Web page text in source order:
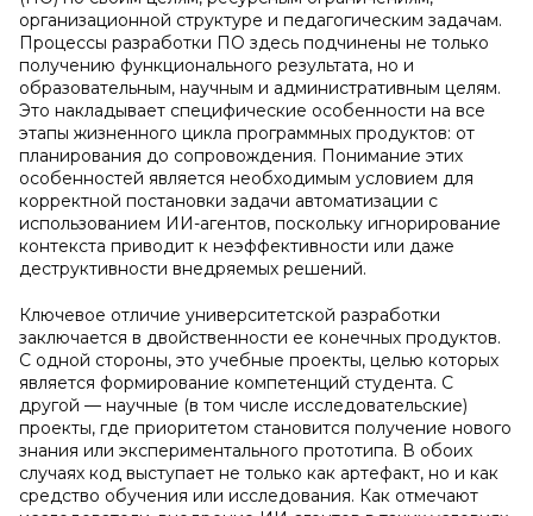
организационной структуре и педагогическим задачам.
Процессы разработки ПО здесь подчинены не только
получению функционального результата, но и
образовательным, научным и административным целям.
Это накладывает специфические особенности на все
этапы жизненного цикла программных продуктов: от
планирования до сопровождения. Понимание этих
особенностей является необходимым условием для
корректной постановки задачи автоматизации с
использованием ИИ-агентов, поскольку игнорирование
контекста приводит к неэффективности или даже
деструктивности внедряемых решений.
Ключевое отличие университетской разработки
заключается в двойственности ее конечных продуктов.
С одной стороны, это учебные проекты, целью которых
является формирование компетенций студента. С
другой — научные (в том числе исследовательские)
проекты, где приоритетом становится получение нового
знания или экспериментального прототипа. В обоих
случаях код выступает не только как артефакт, но и как
средство обучения или исследования. Как отмечают